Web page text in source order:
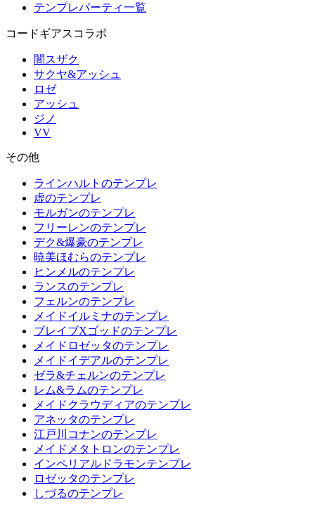
テンプレパーティ一覧
コードギアスコラボ
闇スザク
サクヤ&アッシュ
ロゼ
アッシュ
ジノ
VV
その他
ラインハルトのテンプレ
虚のテンプレ
モルガンのテンプレ
フリーレンのテンプレ
デク&爆豪のテンプレ
暁美ほむらのテンプレ
ヒンメルのテンプレ
ランスのテンプレ
フェルンのテンプレ
メイドイルミナのテンプレ
ブレイブXゴッドのテンプレ
メイドロゼッタのテンプレ
メイドイデアルのテンプレ
ゼラ&チェルンのテンプレ
レム&ラムのテンプレ
メイドクラウディアのテンプレ
アネッタのテンプレ
江戸川コナンのテンプレ
メイドメタトロンのテンプレ
インペリアルドラモンテンプレ
ロゼッタのテンプレ
しづるのテンプレ